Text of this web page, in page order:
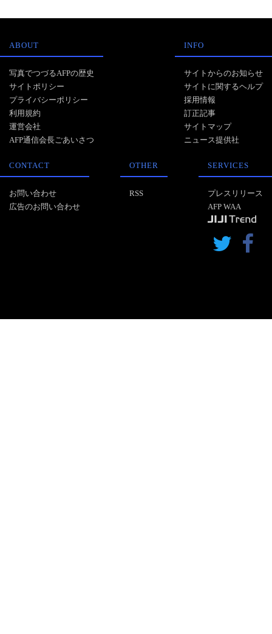
ABOUT
写真でつづるAFPの歴史
サイトポリシー
プライバシーポリシー
利用規約
運営会社
AFP通信会長ごあいさつ
INFO
サイトからのお知らせ
サイトに関するヘルプ
採用情報
訂正記事
サイトマップ
ニュース提供社
CONTACT
お問い合わせ
広告のお問い合わせ
OTHER
RSS
SERVICES
プレスリリース
AFP WAA